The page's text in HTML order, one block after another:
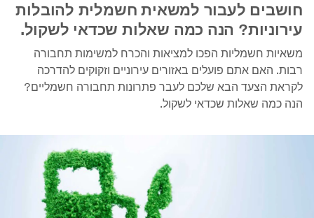
חושבים לעבור למשאית חשמלית להובלות
עירוניות? הנה כמה שאלות שכדאי לשקול.
משאיות חשמליות הפכו למציאות והכרח למשימות תחבורה
רבות. האם אתם פועלים באזורים עירוניים וזקוקים להדרכה
לקראת הצעד הבא שלכם לעבר פתרונות תחבורה חשמליים?
הנה כמה שאלות שכדאי לשקול.